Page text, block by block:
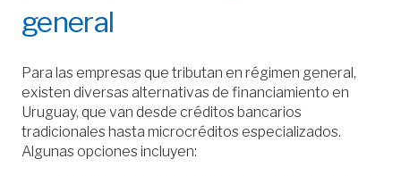
general
Para las empresas que tributan en régimen general,
existen diversas alternativas de financiamiento en
Uruguay, que van desde créditos bancarios
tradicionales hasta microcréditos especializados.
Algunas opciones incluyen: